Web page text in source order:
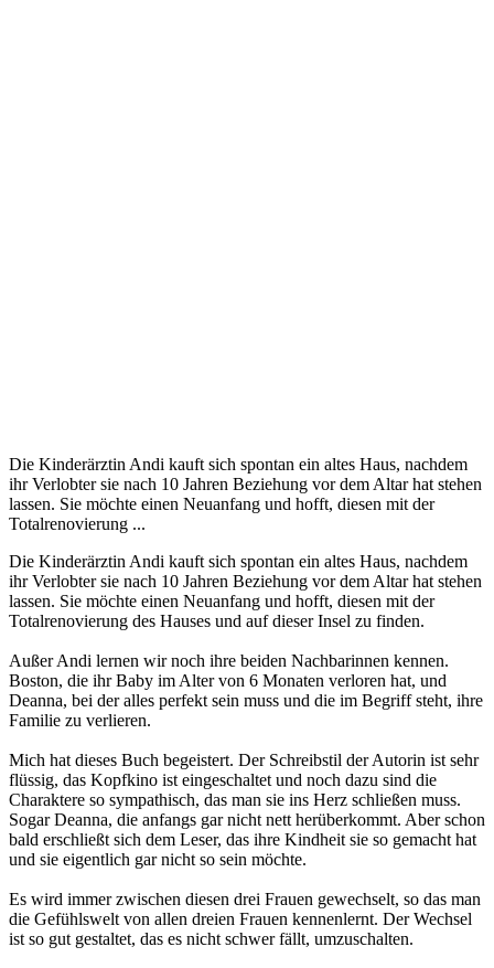
Die Kinderärztin Andi kauft sich spontan ein altes Haus, nachdem
ihr Verlobter sie nach 10 Jahren Beziehung vor dem Altar hat stehen
lassen. Sie möchte einen Neuanfang und hofft, diesen mit der
Totalrenovierung ...
Die Kinderärztin Andi kauft sich spontan ein altes Haus, nachdem
ihr Verlobter sie nach 10 Jahren Beziehung vor dem Altar hat stehen
lassen. Sie möchte einen Neuanfang und hofft, diesen mit der
Totalrenovierung des Hauses und auf dieser Insel zu finden.
Außer Andi lernen wir noch ihre beiden Nachbarinnen kennen.
Boston, die ihr Baby im Alter von 6 Monaten verloren hat, und
Deanna, bei der alles perfekt sein muss und die im Begriff steht, ihre
Familie zu verlieren.
Mich hat dieses Buch begeistert. Der Schreibstil der Autorin ist sehr
flüssig, das Kopfkino ist eingeschaltet und noch dazu sind die
Charaktere so sympathisch, das man sie ins Herz schließen muss.
Sogar Deanna, die anfangs gar nicht nett herüberkommt. Aber schon
bald erschließt sich dem Leser, das ihre Kindheit sie so gemacht hat
und sie eigentlich gar nicht so sein möchte.
Es wird immer zwischen diesen drei Frauen gewechselt, so das man
die Gefühlswelt von allen dreien Frauen kennenlernt. Der Wechsel
ist so gut gestaltet, das es nicht schwer fällt, umzuschalten.